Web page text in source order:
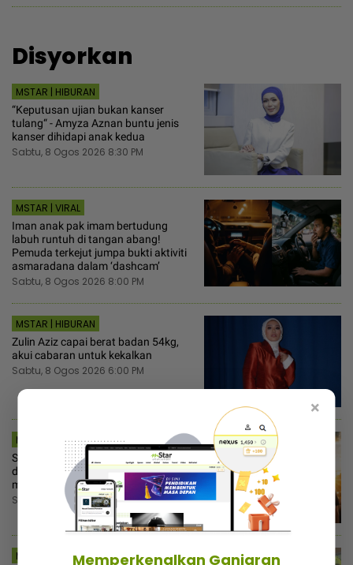
Disyorkan
MSTAR | HIBURAN
“Keputusan ujian bukan kanser
tulang“ - Amyza Aznan buntu jenis
kanser dihidapi anak kedua
Sabtu, 8 Ogos 2026 8:30 PM
MSTAR | VIRAL
Iman anak pak imam bertudung
labuh runtuh di tangan abang!
Pemuda terkejut jumpa bukti aktiviti
asmaradana dalam ‘dashcam’
Sabtu, 8 Ogos 2026 8:00 PM
MSTAR | HIBURAN
Zulin Aziz capai berat badan 54kg,
akui cabaran untuk kekalkan
Sabtu, 8 Ogos 2026 6:00 PM
MSTAR | SEMASA
Shah cari Firdaus Wong… Tak tahan
difitnah kes kematian anjing Rocky,
minta bantuan peguam!
Sabtu, 8 Ogos 2026 5:30 PM
MSTAR | HIBURAN
×
Memperkenalkan Ganjaran